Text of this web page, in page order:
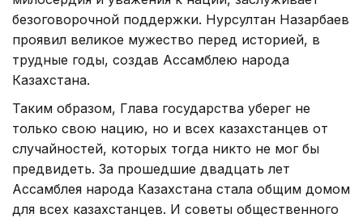
безоговорочной поддержки. Нурсултан Назарбаев
проявил великое мужество перед историей, в
трудные годы, создав Ассамблею народа
Казахстана.
Таким образом, Глава государства уберег не
только свою нацию, но и всех казахстанцев от
случайностей, которых тогда никто не мог бы
предвидеть. За прошедшие двадцать лет
Ассамблея народа Казахстана стала общим домом
для всех казахстанцев. И советы общественного